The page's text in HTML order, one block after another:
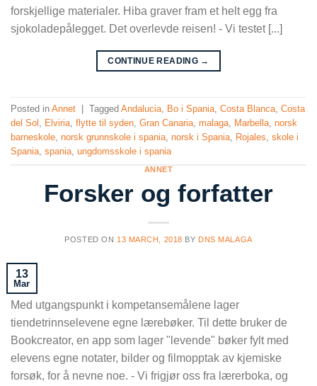
forskjellige materialer. Hiba graver fram et helt egg fra
sjokoladepålegget. Det overlevde reisen! - Vi testet [...]
CONTINUE READING →
Posted in Annet Tagged Andalucia, Bo i Spania, Costa Blanca, Costa
del Sol , Elviria, flytte til syden, Gran Canaria, malaga, Marbella, norsk
barneskole, norsk grunnskole i spania, norsk i Spania, Rojales, skole i
Spania, spania, ungdomsskole i spania
ANNET
Forsker og forfatter
POSTED ON 13 MARCH, 2018 BY DNS MALAGA
13
Mar
Med utgangspunkt i kompetansemålene lager
tiendetrinnselevene egne lærebøker. Til dette bruker de
Bookcreator, en app som lager "levende" bøker fylt med
elevens egne notater, bilder og filmopptak av kjemiske
forsøk, for å nevne noe. - Vi frigjør oss fra lærerboka, og